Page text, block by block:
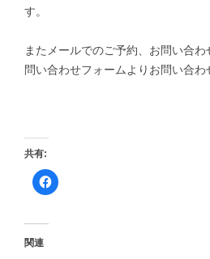
す。
またメールでのご予約、お問い合
問い合わせフォームよりお問い合わ
共有:
F
a
関連